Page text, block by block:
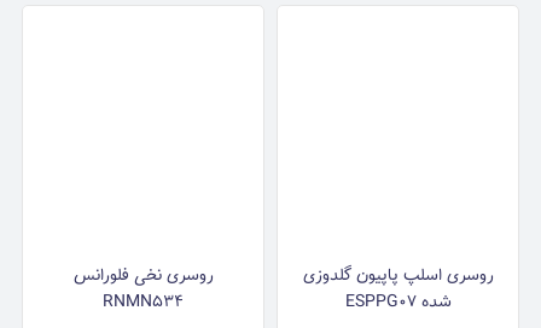
روسری اسلپ پاپیون گلدوزی
شده ESPPG07
روسری نخی فلورانس
RNMN534